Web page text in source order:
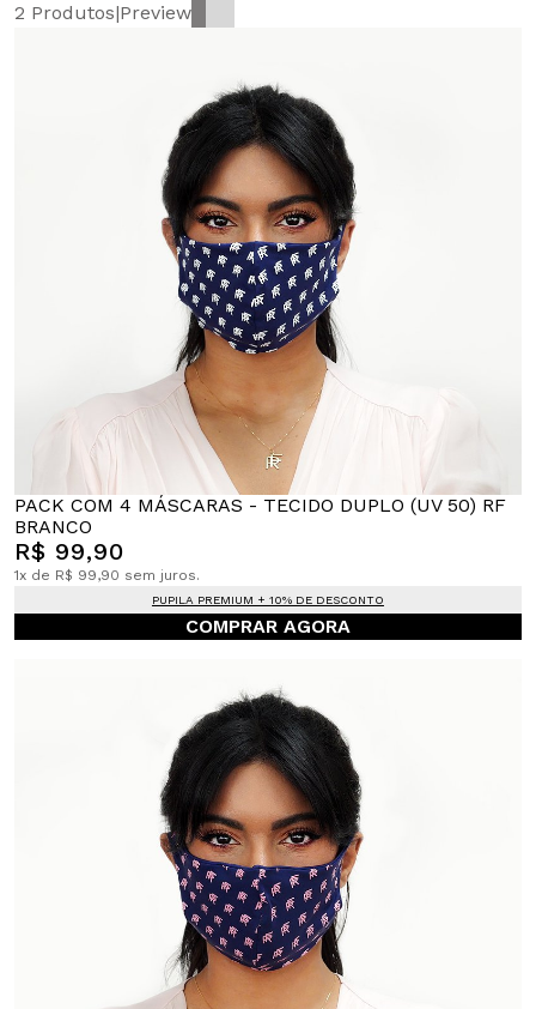
2 Produtos|Preview
PACK COM 4 MÁSCARAS - TECIDO DUPLO (UV 50) RF
BRANCO
R$ 99,90
1x de R$ 99,90 sem juros.
PUPILA PREMIUM + 10% DE DESCONTO
COMPRAR AGORA